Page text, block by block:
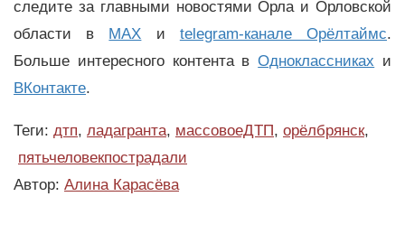
следите за главными новостями Орла и Орловской
области в MAX и telegram-канале Орёлтаймс.
Больше интересного контента вОдноклассниках и
ВКонтакте.
Теги: дтп, ладагранта, массовоеДТП, орёлбрянск,
пятьчеловекпострадали
Автор: Алина Карасёва